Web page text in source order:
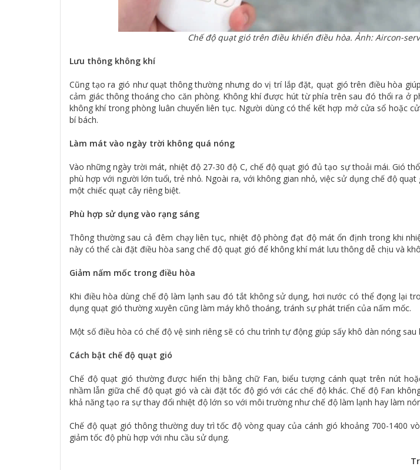
Chế độ quạt gió trên điều khiển điều hòa. Ảnh: Aircon-
Lưu thông không khí
Cũng tạo ra gió như quạt thông thường nhưng do vị trí lắp đặt, quạt gió trên điều hòa
cảm giác thông thoáng cho căn phòng. Không khí được hút từ phía trên sau đó thổi ra ở
không khí trong phòng luân chuyển liên tục. Người dùng có thể kết hợp mở cửa sổ hoặc
bí bách.
Làm mát vào ngày trời không quá nóng
Vào những ngày trời mát, nhiệt độ 27-30 độ C, chế độ quạt gió đủ tạo sự thoải mái. Gió
phù hợp với người lớn tuổi, trẻ nhỏ. Ngoài ra, với không gian nhỏ, việc sử dụng chế độ
một chiếc quạt cây riêng biệt.
Phù hợp sử dụng vào rạng sáng
Thông thường sau cả đêm chạy liên tục, nhiệt độ phòng đạt độ mát ổn định trong khi
này có thể cài đặt điều hòa sang chế độ quạt gió để không khí mát lưu thông dễ chịu và
Giảm nấm mốc trong điều hòa
Khi điều hòa dùng chế độ làm lạnh sau đó tắt không sử dụng, hơi nước có thể đọng lại
dụng quạt gió thường xuyên cũng làm máy khô thoáng, tránh sự phát triển của nấm mốc.
Một số điều hòa có chế độ vệ sinh riêng sẽ có chu trình tự động giúp sấy khô dàn nóng sau
Cách bật chế độ quạt gió
Chế độ quạt gió thường được hiển thị bằng chữ Fan, biểu tượng cánh quạt trên nút
nhầm lẫn giữa chế độ quạt gió và cài đặt tốc độ gió với các chế độ khác. Chế độ Fan
khả năng tạo ra sự thay đổi nhiệt độ lớn so với môi trường như chế độ làm lạnh hay làm
Chế độ quạt gió thông thường duy trì tốc độ vòng quay của cánh gió khoảng 700-1400
giảm tốc độ phù hợp với nhu cầu sử dụng.